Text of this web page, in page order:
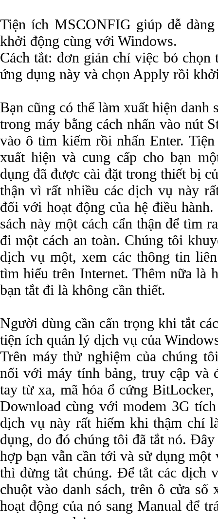
Tiện ích MSCONFIG giúp dễ
khởi động cùng với Windows.
Cách tắt: đơn giản chỉ việc bỏ chọn
ứng dụng này và chọn Apply rồi
Bạn cũng có thể làm xuất hiện danh
trong máy bằng cách nhấn vào nút
vào ô tìm kiếm rồi nhấn Enter.
xuất hiện và cung cấp cho bạn
dụng đã được cài đặt trong thiết bị
thận vì rất nhiều các dịch vụ này
đối với hoạt động của hệ điều
sách này một cách cẩn thận để tìm
đi một cách an toàn. Chúng tôi
dịch vụ một, xem các thông tin
tìm hiểu trên Internet. Thêm nữa là
bạn tắt đi là không cần thiết.
Người dùng cần cẩn trọng khi tắt
tiện ích quản lý dịch vụ của
Trên máy thử nghiệm của chúng
nối với máy tính bảng, truy cập và
tay từ xa, mã hóa ổ cứng
Download cùng với modem 3G
dịch vụ này rất hiếm khi thậm chí
dụng, do đó chúng tôi đã tắt nó.
hợp bạn vẫn cần tới và sử dụng
thì đừng tắt chúng. Để tắt các dịch
chuột vào danh sách, trên ô cửa sổ
hoạt động của nó sang Manual để